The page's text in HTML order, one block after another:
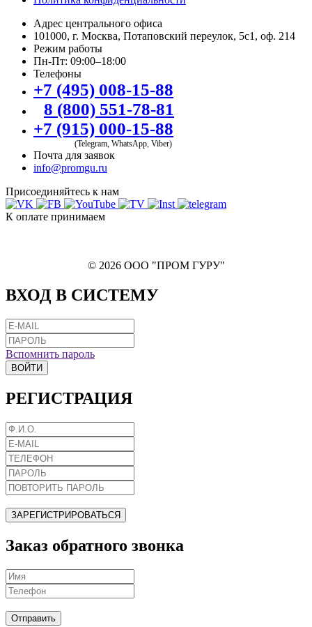
Адрес центрального офиса
101000, г. Москва, Потаповский переулок, 5с1, оф. 214
Режим работы
Пн-Пт: 09:00–18:00
Телефоны
+7 (495) 008-15-88
8 (800) 551-78-81
+7 (915) 000-15-88
(Telegram, WhatsApp, Viber)
Почта для заявок
info@promgu.ru
Присоединяйтесь к нам
К оплате принимаем
© 2026 ООО "ПРОМ ГУРУ"
ВХОД В СИСТЕМУ
Вспомнить пароль
ВОЙТИ
РЕГИСТРАЦИЯ
ЗАРЕГИСТРИРОВАТЬСЯ
Заказ обратного звонка
Отправить